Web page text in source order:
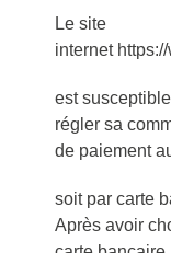
Le site
internet
est
régler sa
de paiement
soit par carte
Après avoir